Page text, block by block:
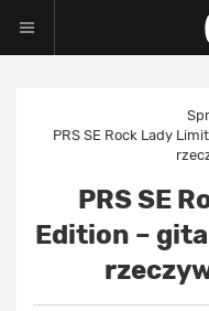
PRS SE Rock Lady
PRS SE
Edition –